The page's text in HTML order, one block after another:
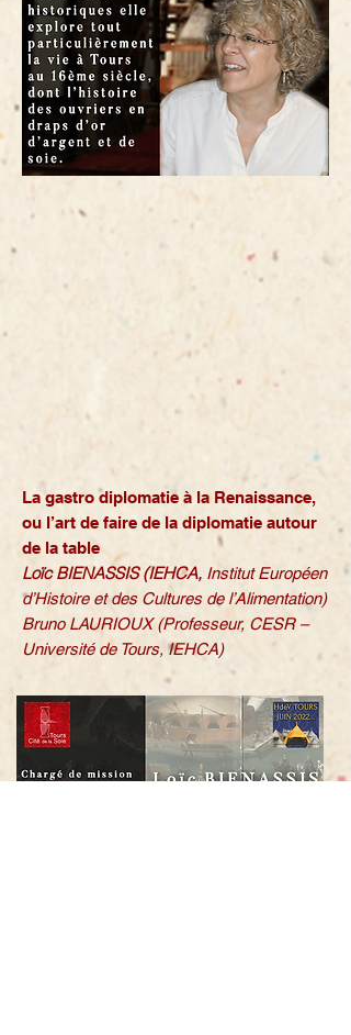
La gastro diplomatie à la Renaissance,
ou l’art de faire de la diplomatie autour
de la table
Loïc BIENASSIS (IEHCA, Institut Européen
d’Histoire et des Cultures de l’Alimentation)
Bruno LAURIOUX (Professeur, CESR –
Université de Tours, IEHCA)